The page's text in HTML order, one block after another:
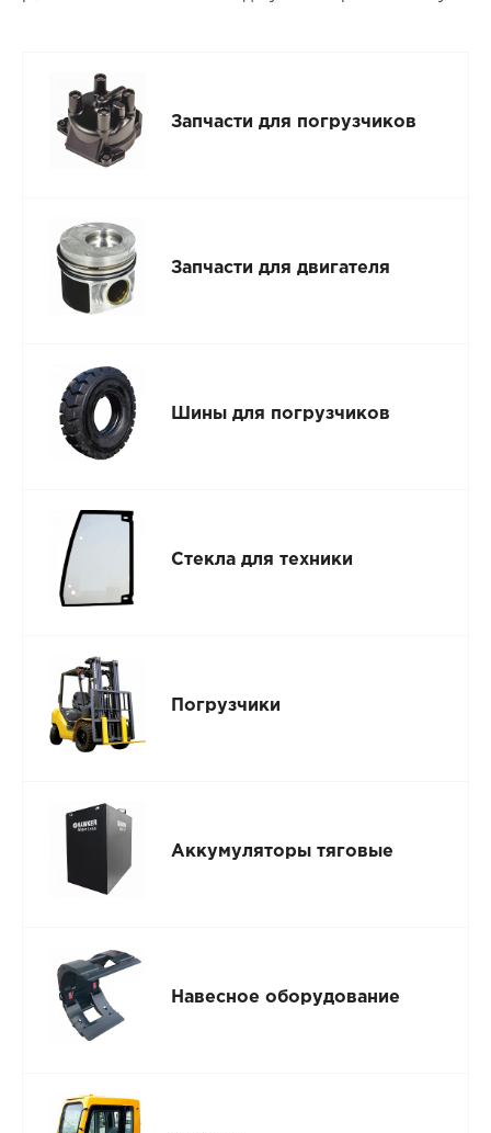
Запчасти для погрузчиков
Запчасти для двигателя
Шины для погрузчиков
Стекла для техники
Погрузчики
Аккумуляторы тяговые
Навесное оборудование